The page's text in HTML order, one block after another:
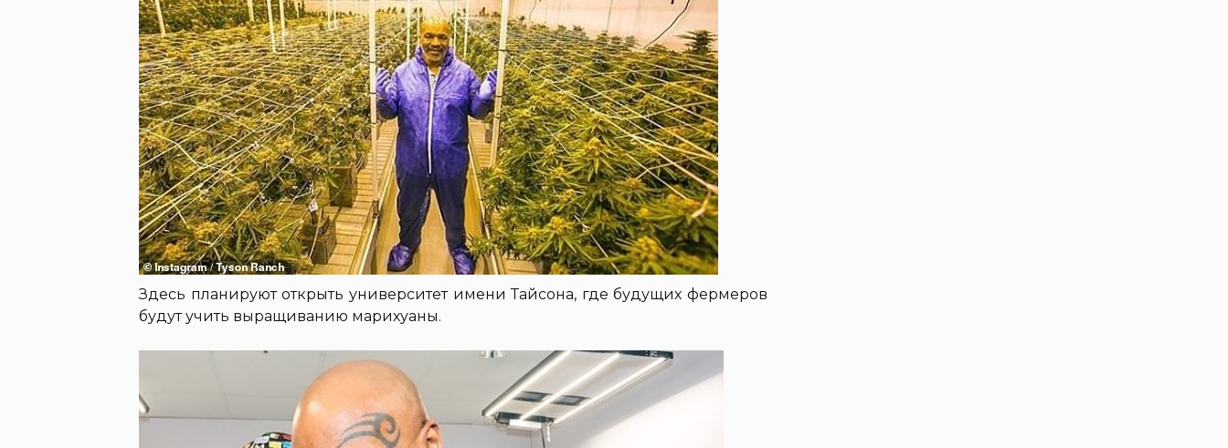
Здесь планируют открыть университет имени Тайсона, где будущих фермеров
будут учить выращиванию марихуаны.